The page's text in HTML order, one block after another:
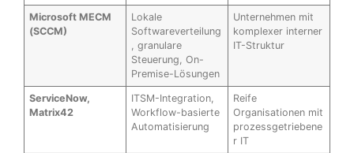
Microsoft MECM
(SCCM)
Lokale
Softwareverteilung
, granulare
Steuerung, On-
Premise-Lösungen
Unternehmen mit
komplexer interner
IT-Struktur
ServiceNow,
Matrix42
ITSM-Integration,
Workflow-basierte
Automatisierung
Reife
Organisationen mit
prozessgetriebene
r IT